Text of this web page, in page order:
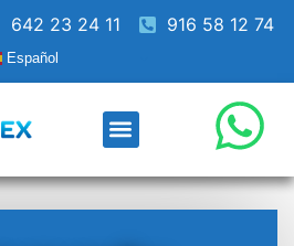
642 23 24 11 916 58 12 74
Español